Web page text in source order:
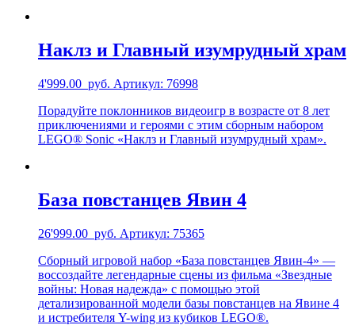
Наклз и Главный изумрудный храм
4'999.00 руб. Артикул: 76998
Порадуйте поклонников видеоигр в возрасте от 8 лет
приключениями и героями с этим сборным набором
LEGO® Sonic «Наклз и Главный изумрудный храм».
База повстанцев Явин 4
26'999.00 руб. Артикул: 75365
Сборный игровой набор «База повстанцев Явин-4» —
воссоздайте легендарные сцены из фильма «Звездные
войны: Новая надежда» с помощью этой
детализированной модели базы повстанцев на Явине 4
и истребителя Y-wing из кубиков LEGO®.